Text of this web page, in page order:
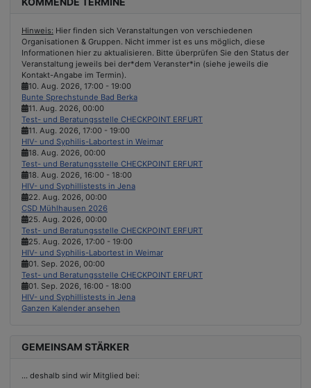
Hinweis: Hier finden sich Veranstaltungen von verschiedenen
Organisationen & Gruppen. Nicht immer ist es uns möglich, diese
Informationen hier zu aktualisieren. Bitte überprüfen Sie den Status der
Veranstaltung jeweils bei der*dem Veranster*in (siehe jeweils die
Kontakt-Angabe im Termin).
10. Aug. 2026, 17:00 - 19:00
Bunte Sprechstunde Bad Berka
11. Aug. 2026, 00:00
Test- und Beratungsstelle CHECKPOINT ERFURT
11. Aug. 2026, 17:00 - 19:00
HIV- und Syphilis-Labortest in Weimar
18. Aug. 2026, 00:00
Test- und Beratungsstelle CHECKPOINT ERFURT
18. Aug. 2026, 16:00 - 18:00
HIV- und Syphillistests in Jena
22. Aug. 2026, 00:00
CSD Mühlhausen 2026
25. Aug. 2026, 00:00
Test- und Beratungsstelle CHECKPOINT ERFURT
25. Aug. 2026, 17:00 - 19:00
HIV- und Syphilis-Labortest in Weimar
01. Sep. 2026, 00:00
Test- und Beratungsstelle CHECKPOINT ERFURT
01. Sep. 2026, 16:00 - 18:00
HIV- und Syphillistests in Jena
Ganzen Kalender ansehen
GEMEINSAM STÄRKER
... deshalb sind wir Mitglied bei: